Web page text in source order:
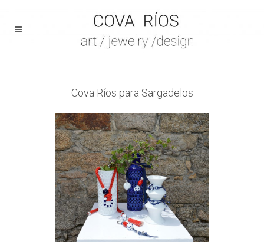
Cova Ríos para Sargadelos